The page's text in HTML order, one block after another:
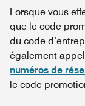
Lorsque vous
que le code
du code
également
numéros de
le code